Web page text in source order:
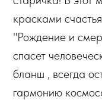
красками
"Рождение и
спасет
бланш , всегда
гармонию